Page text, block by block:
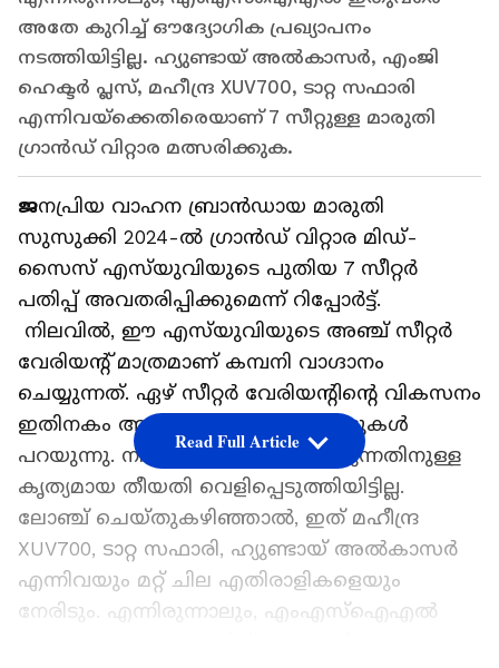
അതേ കുറിച്ച് ഔദ്യോഗിക പ്രഖ്യാപനം
നടത്തിയിട്ടില്ല. ഹ്യുണ്ടായ് അൽകാസർ, എംജി
ഹെക്ടർ പ്ലസ്, മഹീന്ദ്ര XUV700, ടാറ്റ സഫാരി
എന്നിവയ്‌ക്കെതിരെയാണ് 7 സീറ്റുള്ള മാരുതി
ഗ്രാൻഡ് വിറ്റാര മത്സരിക്കുക.
ജനപ്രിയ വാഹന ബ്രാൻഡായ മാരുതി
സുസുക്കി 2024-ൽ ഗ്രാൻഡ് വിറ്റാര മിഡ്-
സൈസ് എസ്‌യുവിയുടെ പുതിയ 7 സീറ്റർ
പതിപ്പ് അവതരിപ്പിക്കുമെന്ന് റിപ്പോർട്ട്.
നിലവിൽ, ഈ എസ്‌യുവിയുടെ അഞ്ച് സീറ്റർ
വേരിയന്റ് മാത്രമാണ് കമ്പനി വാഗ്ദാനം
ചെയ്യുന്നത്. ഏഴ് സീറ്റർ വേരിയന്റിന്റെ വികസനം
ഇതിനകം ആരംഭിച്ചതായി റിപ്പോർട്ടുകൾ
പറയുന്നു. നിലവിൽ, ലോഞ്ച് ചെയ്യുന്നതിനുള്ള
കൃത്യമായ തീയതി വെളിപ്പെടുത്തിയിട്ടില്ല.
ലോഞ്ച് ചെയ്‍തുകഴിഞ്ഞാൽ, ഇത് മഹീന്ദ്ര
XUV700, ടാറ്റ സഫാരി, ഹ്യുണ്ടായ് അൽകാസർ
എന്നിവയും മറ്റ് ചില എതിരാളികളെയും
നേരിടും. എന്നിരുന്നാലും, എം‌എസ്‌ഐ‌എൽ
Read Full Article